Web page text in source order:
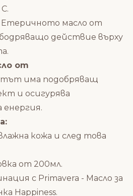
Етеричното масло от
действие върху
от
има подобряващ
и осигурява
енергия.
кожа и след това
от 200мл.
с Primavera - Масло за
Happiness.